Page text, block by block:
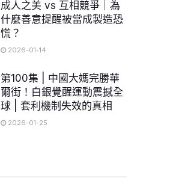
成人之美 vs 互相競爭｜為
什麼善意提醒被當成製造恐
慌？
2026-01-14
第100集 | 中國大媽完勝華
爾街！白銀覺醒運動震撼全
球 | 套利機制失效的真相
2026-01-25